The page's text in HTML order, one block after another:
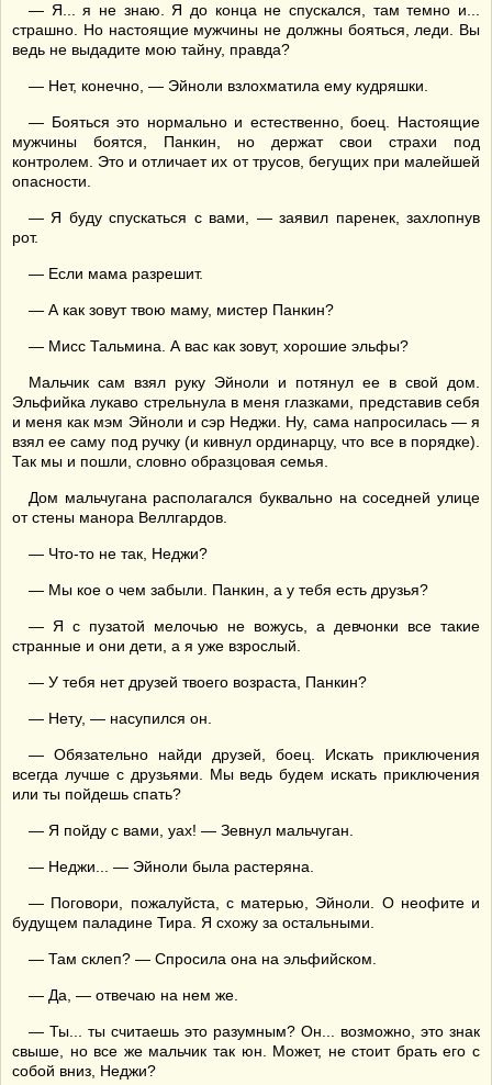
— Я... я не знаю. Я до конца не спускался, там темно и...
страшно. Но настоящие мужчины не должны бояться, леди. Вы
ведь не выдадите мою тайну, правда?
— Нет, конечно, — Эйноли взлохматила ему кудряшки.
— Бояться это нормально и естественно, боец. Настоящие
мужчины боятся, Панкин, но держат свои страхи под
контролем. Это и отличает их от трусов, бегущих при малейшей
опасности.
— Я буду спускаться с вами, — заявил паренек, захлопнув
рот.
— Если мама разрешит.
— А как зовут твою маму, мистер Панкин?
— Мисс Тальмина. А вас как зовут, хорошие эльфы?
Мальчик сам взял руку Эйноли и потянул ее в свой дом.
Эльфийка лукаво стрельнула в меня глазками, представив себя
и меня как мэм Эйноли и сэр Неджи. Ну, сама напросилась — я
взял ее саму под ручку (и кивнул ординарцу, что все в порядке).
Так мы и пошли, словно образцовая семья.
Дом мальчугана располагался буквально на соседней улице
от стены манора Веллгардов.
— Что-то не так, Неджи?
— Мы кое о чем забыли. Панкин, а у тебя есть друзья?
— Я с пузатой мелочью не вожусь, а девчонки все такие
странные и они дети, а я уже взрослый.
— У тебя нет друзей твоего возраста, Панкин?
— Нету, — насупился он.
— Обязательно найди друзей, боец. Искать приключения
всегда лучше с друзьями. Мы ведь будем искать приключения
или ты пойдешь спать?
— Я пойду с вами, уах! — Зевнул мальчуган.
— Неджи... — Эйноли была растеряна.
— Поговори, пожалуйста, с матерью, Эйноли. О неофите и
будущем паладине Тира. Я схожу за остальными.
— Там склеп? — Спросила она на эльфийском.
— Да, — отвечаю на нем же.
— Ты... ты считаешь это разумным? Он... возможно, это знак
свыше, но все же мальчик так юн. Может, не стоит брать его с
собой вниз, Неджи?